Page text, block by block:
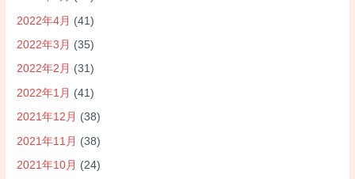
2022年4月 (41)
2022年3月 (35)
2022年2月 (31)
2022年1月 (41)
2021年12月 (38)
2021年11月 (38)
2021年10月 (24)